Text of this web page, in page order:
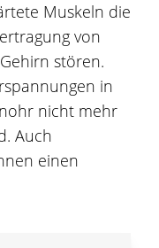
Muskeln die
von
stören.
in
nicht mehr
Auch
einen